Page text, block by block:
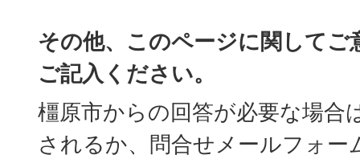
その他、このページに関してご
ご記入ください。
橿原市からの回答が必要な場合
されるか、問合せメールフォー